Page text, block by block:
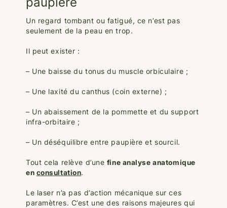
Un regard tombant ou fatigué, ce n’est pas
seulement de la peau en trop.
Il peut exister :
– Une baisse du tonus du muscle orbiculaire ;
– Une laxité du canthus (coin externe) ;
– Un abaissement de la pommette et du support
infra-orbitaire ;
– Un déséquilibre entre paupière et sourcil.
Tout cela relève d’une fine analyse anatomique
en consultation.
Le laser n’a pas d’action mécanique sur ces
paramètres. C’est une des raisons majeures qui